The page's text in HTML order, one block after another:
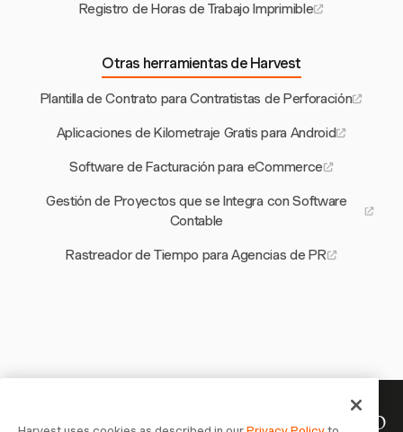
Registro de Horas de Trabajo Imprimible
Otras herramientas de Harvest
Plantilla de Contrato para Contratistas de Perforación
Aplicaciones de Kilometraje Gratis para Android
Software de Facturación para eCommerce
Gestión de Proyectos que se Integra con Software
Contable
Rastreador de Tiempo para Agencias de PR
Tu tiempo merece ser registrado